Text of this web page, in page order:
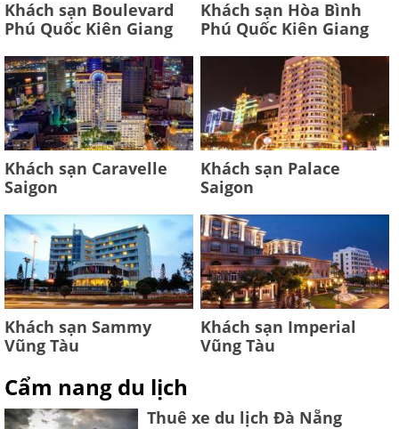
Khách sạn Boulevard
Phú Quốc Kiên Giang
Khách sạn Hòa Bình
Phú Quốc Kiên Giang
Khách sạn Caravelle
Saigon
Khách sạn Palace
Saigon
Khách sạn Sammy
Vũng Tàu
Khách sạn Imperial
Vũng Tàu
Cẩm nang du lịch
Thuê xe du lịch Đà Nẵng